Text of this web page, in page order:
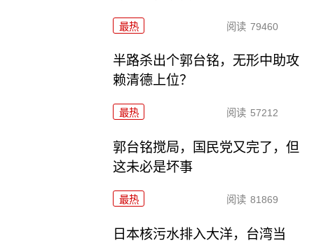
最热 阅读 79460
半路杀出个郭台铭，无形中助攻
赖清德上位？
最热 阅读 57212
郭台铭搅局，国民党又完了，但
这未必是坏事
最热 阅读 81869
日本核污水排入大洋，台湾当